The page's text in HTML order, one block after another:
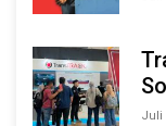
Juli